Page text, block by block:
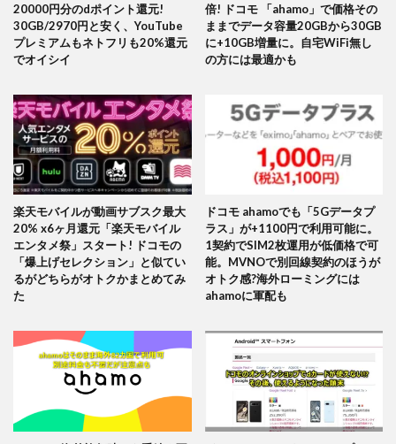
20000円分のdポイント還元!
30GB/2970円と安く、YouTube
プレミアムもネトフリも20%還元
でオイシイ
倍! ドコモ 「ahamo」で価格その
ままでデータ容量20GBから30GB
に+10GB増量に。自宅WiFi無し
の方には最適かも
楽天モバイルが動画サブスク最大
20% x6ヶ月還元「楽天モバイル
エンタメ祭」スタート! ドコモの
「爆上げセレクション」と似てい
るがどちらがオトクかまとめてみ
た
ドコモ ahamoでも「5Gデータプ
ラス」が+1100円で利用可能に。
1契約でSIM2枚運用が低価格で可
能。MVNOで別回線契約のほうが
オトク感?海外ローミングには
ahamoに軍配も